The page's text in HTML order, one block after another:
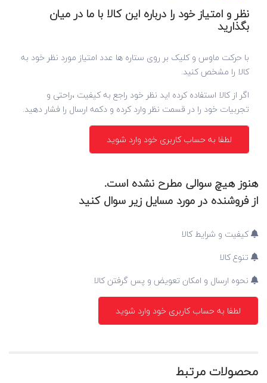
نظر و امتیاز خود را درباره این کالا با ما در میان
بگذارید
با حرکت ماوس و کلیک بر روی ستاره ها عدد امتیاز مورد نظر خود به
کالا را مشخص کنید.
اگر از کالا استفاده کرده اید نظر خود راجع به کیفیت ،راحتی و
تجربیات خود را در قسمت نظر وارد کرده و دکمه ارسال را فشار دهید.
لطفا به حساب کاربری خود وارد شوید
هنوز هیچ سوالی مطرح نشده است.
از فروشنده در مورد مسایل زیر سوال کنید
کیفیت و شرایط کالا
تنوع کالا
نحوه ارسال و امکان تعویض و پس گرفتن کالا
لطفا به حساب کاربری خود وارد شوید
محصولات مرتبط